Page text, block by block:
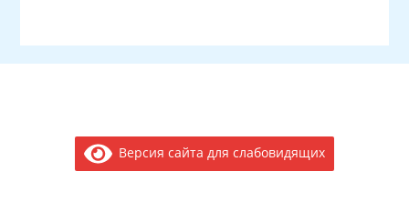
Версия сайта для слабовидящих